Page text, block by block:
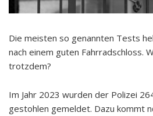
Die meisten so genannten Tests
nach einem guten Fahrradschloss.
trotzdem?
Im Jahr 2023 wurden der Polizei
gestohlen gemeldet. Dazu kommt